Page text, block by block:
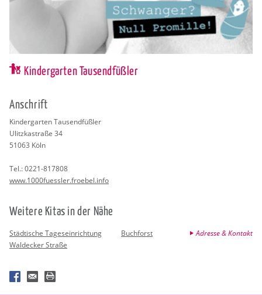
Kindergarten Tausendfüßler
An­schrift
Kin­der­gar­ten Tau­send­fü­ß­ler
Ulitz­ka­stra­ße 34
51063 Köln
Tel.:0221-817808
www.​100​0fue​ssle​r.​froebel.​info
Wei­te­re Kitas in der Nähe
Städtische Tageseinrichtung
Waldecker Straße
Buchforst Adresse & Kontakt